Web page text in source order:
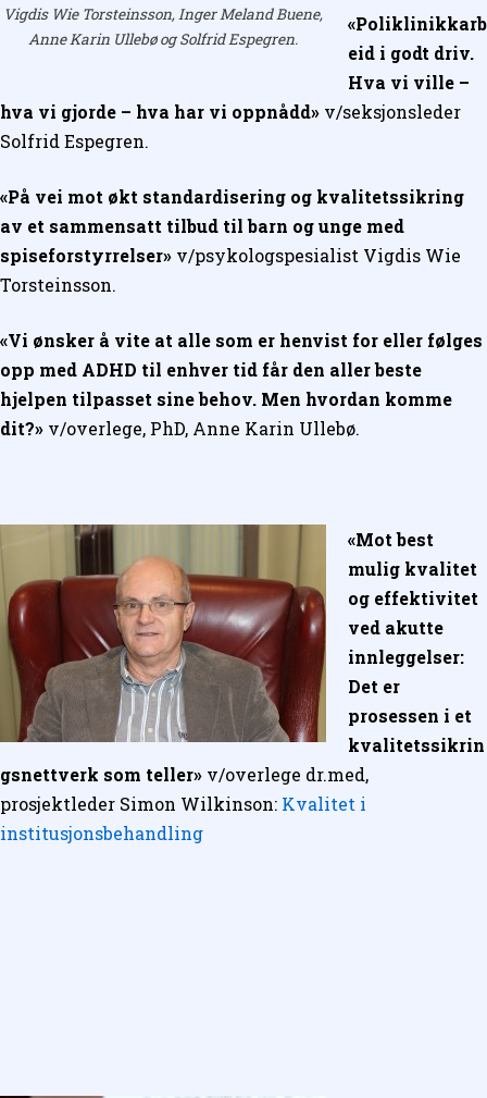
Vigdis Wie Torsteinsson, Inger Meland Buene,
Anne Karin Ullebø og Solfrid Espegren.
«Poliklinikkarb
eid i godt driv.
Hva vi ville –
hva vi gjorde – hva har vi oppnådd» v/seksjonsleder
Solfrid Espegren.
«På vei mot økt standardisering og kvalitetssikring
av et sammensatt tilbud til barn og unge med
spiseforstyrrelser» v/psykologspesialist Vigdis Wie
Torsteinsson.
«Vi ønsker å vite at alle som er henvist for eller følges
opp med ADHD til enhver tid får den aller beste
hjelpen tilpasset sine behov. Men hvordan komme
dit?» v/overlege, PhD, Anne Karin Ullebø.
«Mot best
mulig kvalitet
og effektivitet
ved akutte
innleggelser:
Det er
prosessen i et
kvalitetssikrin
gsnettverk som teller» v/overlege dr.med,
prosjektleder Simon Wilkinson: Kvalitet i
institusjonsbehandling